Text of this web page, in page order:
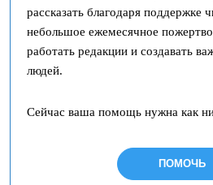
рассказать благодаря поддержке
небольшое ежемесячное
работать редакции и создавать
людей.
Сейчас ваша помощь нужна как
ПОМОЧЬ